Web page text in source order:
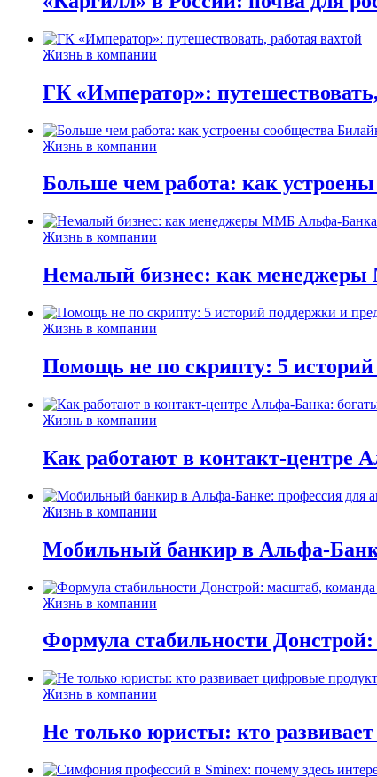
Жизнь в компании
ГК «Император»:
Жизнь в компании
Больше чем работа: как
Жизнь в компании
Немалый бизнес: как
Жизнь в компании
Помощь не по скрипту: 5
Жизнь в компании
Как работают в контакт-центре
Жизнь в компании
Мобильный банкир в Альфа-
Жизнь в компании
Формула стабильности
Жизнь в компании
Не только юристы: кто